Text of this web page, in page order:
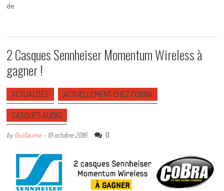
de
2 Casques Sennheiser Momentum Wireless à
gagner !
ACTUALITÉS ACTUELLEMENT CHEZ COBRA
CASQUES AUDIO
byGuillaume- 19 octobre 2016 0